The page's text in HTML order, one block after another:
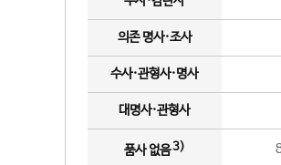
의존 명사·조사
수사·관형사·명사
대명사·관형사
품사 없음3)